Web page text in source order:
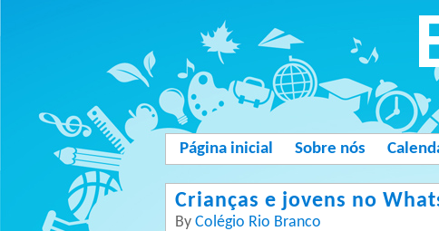
Página inicial Sobre nós
Crianças e jovens no
By Colégio Rio Branco